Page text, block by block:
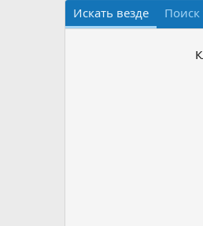
Искать везде